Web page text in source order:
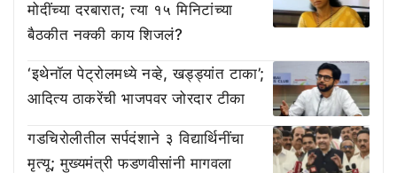
मोदींच्या दरबारात; त्या १५ मिनिटांच्या
बैठकीत नक्की काय शिजलं?
‘इथेनॉल पेट्रोलमध्ये नव्हे, खड्ड्यांत टाका’;
आदित्य ठाकरेंची भाजपवर जोरदार टीका
गडचिरोलीतील सर्पदंशाने ३ विद्यार्थिनींचा
मृत्यू; मुख्यमंत्री फडणवीसांनी मागवला